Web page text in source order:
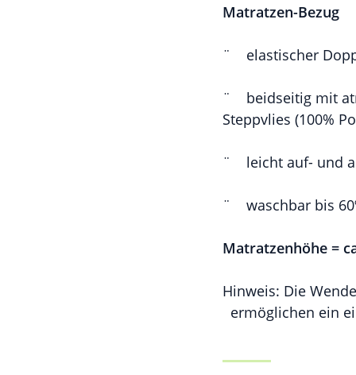
Matratzen-Bezug
¨ elastischer
¨
beidseitig mit
Steppvlies (100%
¨ leicht auf- und
¨ waschbar bis
Matratzenhöhe =
Hinweis: Die
ermöglichen ein